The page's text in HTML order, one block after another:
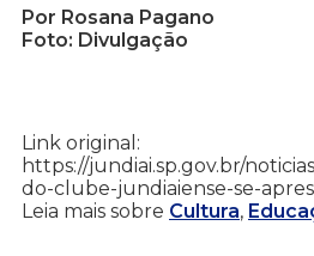
Por Rosana Pagano
Foto: Divulgação
Link original:
https://jundiai.sp.gov.br/
do-clube-jundiaiense-se-
Leia mais sobre Cultura,